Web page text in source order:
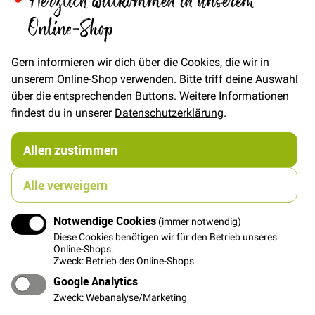
Online-Shop
Gern informieren wir dich über die Cookies, die wir in
unserem Online-Shop verwenden. Bitte triff deine Auswahl
über die entsprechenden Buttons. Weitere Informationen
findest du in unsererDatenschutzerklärung.
Allen zustimmen
Alle verweigern
Notwendige Cookies (immer notwendig)
Diese Cookies benötigen wir für den Betrieb unseres
Online-Shops.
Zweck: Betrieb des Online-Shops
Google Analytics
Zweck: Webanalyse/Marketing
Artikel
gruppiertes
€/Meter(Freie Eingabe)
18,00 €
FAT QUARTER(ca. 50 x 55 cm)
5,00 €
Details
Kleine Libellen in creme und flieder, Libelle ca. 1,3 x 1,5